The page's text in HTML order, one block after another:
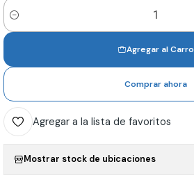
Cantidad
Agregar al Carro
Comprar ahora
Agregar a la lista de favoritos
Mostrar stock de ubicaciones